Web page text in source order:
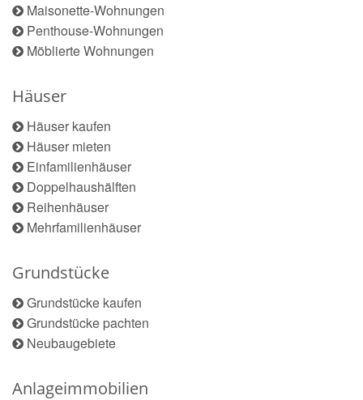
Maisonette-Wohnungen
Penthouse-Wohnungen
Möblierte Wohnungen
Häuser
Häuser kaufen
Häuser mieten
Einfamilienhäuser
Doppelhaushälften
Reihenhäuser
Mehrfamilienhäuser
Grundstücke
Grundstücke kaufen
Grundstücke pachten
Neubaugebiete
Anlageimmobilien